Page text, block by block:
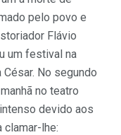
pelo povo e
Flávio
um festival na
No segundo
no teatro
devido aos
clamar-lhe: